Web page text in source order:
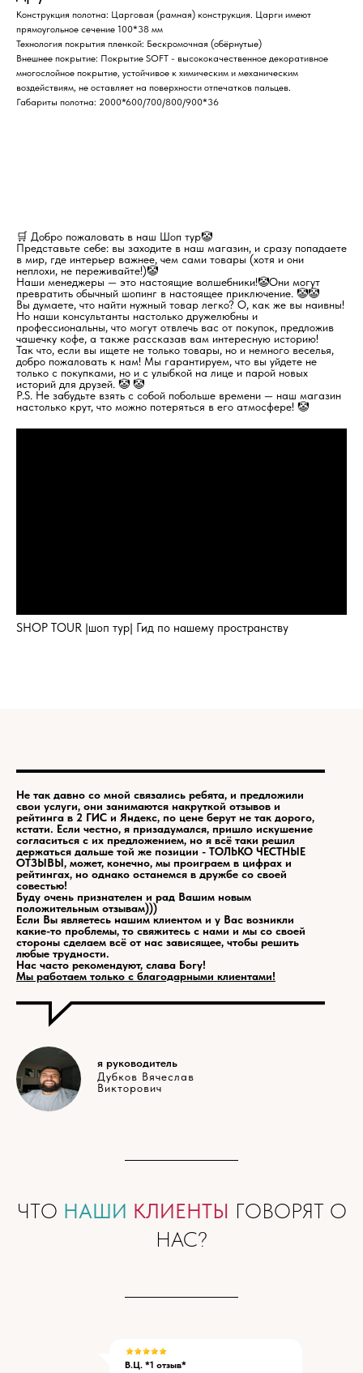
Конструкция полотна: Царговая (рамная) конструкция. Царги имеют
прямоугольное сечение 100*38 мм
Технология покрытия пленкой: Бескромочная (обёрнутые)
Внешнее покрытие: Покрытие SOFT - высококачественное декоративное
многослойное покрытие, устойчивое к химическим и механическим
воздействиям, не оставляет на поверхности отпечатков пальцев.
Габариты полотна: 2000*600/700/800/900*36
🛒 Добро пожаловать в наш Шоп тур🤡
Представьте себе: вы заходите в наш магазин, и сразу попадаете
в мир, где интерьер важнее, чем сами товары (хотя и они
неплохи, не переживайте!)🤡
Наши менеджеры — это настоящие волшебники!🤡Они могут
превратить обычный шопинг в настоящее приключение. 🤡🤡
Вы думаете, что найти нужный товар легко? О, как же вы наивны!
Но наши консультанты настолько дружелюбны и
профессиональны, что могут отвлечь вас от покупок, предложив
чашечку кофе, а также рассказав вам интересную историю!
Так что, если вы ищете не только товары, но и немного веселья,
добро пожаловать к нам! Мы гарантируем, что вы уйдете не
только с покупками, но и с улыбкой на лице и парой новых
историй для друзей. 🤡 🤡
P.S. Не забудьте взять с собой побольше времени — наш магазин
настолько крут, что можно потеряться в его атмосфере! 🤡
SHOP TOUR |шоп тур| Гид по нашему пространству
Не так давно со мной связались ребята, и предложили
свои услуги, они занимаются накруткой отзывов и
рейтинга в 2 ГИС и Яндекс, по цене берут не так дорого,
кстати. Если честно, я призадумался, пришло искушение
согласиться с их предложением, но я всё таки решил
держаться дальше той же позиции - ТОЛЬКО ЧЕСТНЫЕ
ОТЗЫВЫ, может, конечно, мы проиграем в цифрах и
рейтингах, но однако останемся в дружбе со своей
совестью!
Буду очень признателен и рад Вашим новым
положительным отзывам)))
Если Вы являетесь нашим клиентом и у Вас возникли
какие-то проблемы, то свяжитесь с нами и мы со своей
стороны сделаем всё от нас зависящее, чтобы решить
любые трудности.
Нас часто рекомендуют, слава Богу!
Мы работаем только с благодарными клиентами!
я руководитель
Дубков Вячеслав
Викторович
ЧТО НАШИ КЛИЕНТЫ ГОВОРЯТ О
НАС?
В.Ц. *1 отзыв*